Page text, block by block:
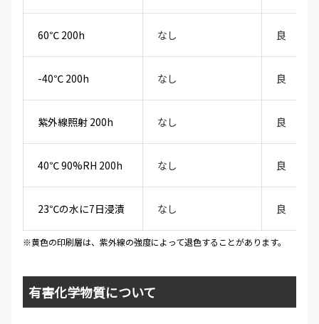
60℃ 200h なし 良
-40℃ 200h なし 良
紫外線照射 200h なし 良
40℃ 90%RH 200h なし 良
23℃の水に7日浸漬 なし 良
※黄色の印刷層は、紫外線の強度によって退色することがあります。
有害化学物質について